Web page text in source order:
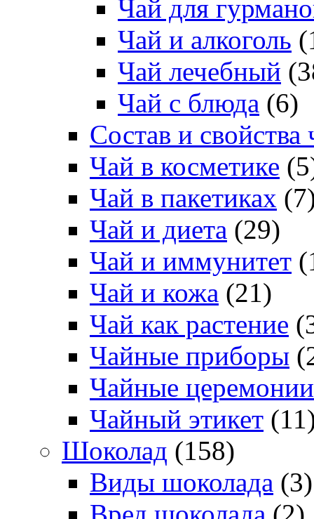
Чай для
Чай и алкоголь
Чай лечебный
Чай с блюда (6)
Состав и свойства
Чай в косметике
Чай в пакетиках
Чай и диета (29)
Чай и иммунитет
Чай и кожа (21)
Чай как растение
Чайные приборы
Чайные церемонии
Чайный этикет
Шоколад (158)
Виды шоколада (3)